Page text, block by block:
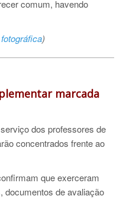
comum, havendo
)
marcada
dos professores de
concentrados frente ao
que exerceram
documentos de avaliação